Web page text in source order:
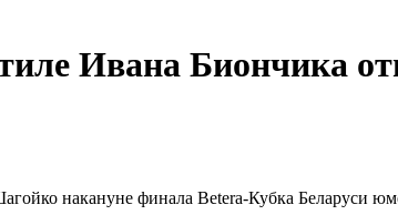
Ивана Биончика
накануне финала Betera-Кубка Беларуси